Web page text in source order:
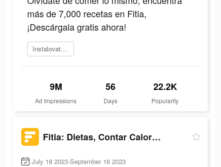
más de 7,000 recetas en Fitia,
¡Descárgala gratis ahora!
Instalovat teď
9M
Ad Impressions
56
Days
22.2K
Popularity
Fitia: Dietas, Contar Calorías
July 18 2023-September 16 2023